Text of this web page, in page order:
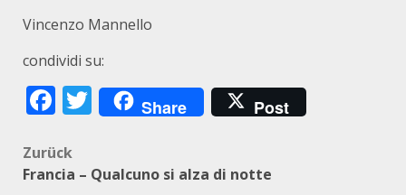
Vincenzo Mannello
condividi su:
Facebook
Twitter
Share Post
Beitragsnavigation
Zurück
Francia – Qualcuno si alza di notte